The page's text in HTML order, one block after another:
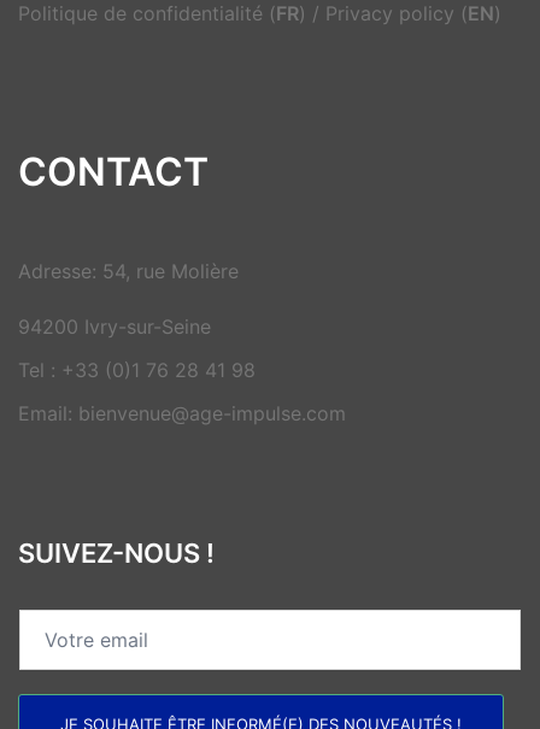
Politique de confidentialité (FR) / Privacy policy (EN)
CONTACT
Adresse: 54, rue Molière
94200 Ivry-sur-Seine
Tel : +33 (0)1 76 28 41 98
Email: bienvenue@age-impulse.com
SUIVEZ-NOUS !
JE SOUHAITE ÊTRE INFORMÉ(E) DES NOUVEAUTÉS !